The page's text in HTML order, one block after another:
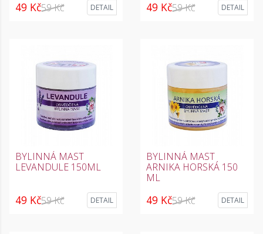
49 Kč59 Kč DETAIL 49 Kč59 Kč DETAIL
BYLINNÁ MAST
LEVANDULE 150ML
49 Kč59 Kč DETAIL
BYLINNÁ MAST
ARNIKA HORSKÁ 150
ML
49 Kč59 Kč DETAIL